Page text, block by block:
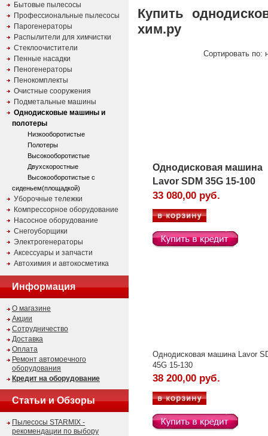
Бытовые пылесосы
Профессиональные пылесосы
Парогенераторы
Распылители для химчистки
Стеклоочистители
Пенные насадки
Пеногенераторы
Пенокомплекты
Очистные сооружения
Подметальные машины
Однодисковые машины и
полотеры
Низкооборотистые
Полотеры
Высокооборотистые
Двухскоростные
Высокооборотистые с
сиденьем(площадкой)
Уборочные тележки
Компрессорное оборудование
Насосное оборудование
Снегоуборщики
Электрогенераторы
Аксессуары и запчасти
Автохимия и автокосметика
Информация
О магазине
Акции
Сотрудничество
Доставка
Оплата
Ремонт автомоечного
оборудования
Кредит на оборудование
Статьи и Обзоры
Пылесосы STARMIX -
рекомендации по выбору
Купить
хим.ру
Сортировать по:
Однодисковая машина
Lavor SDM 35G 15-100
33 080,00 руб.
Однодисковая машина Lavor
45G 15-130
38 200,00 руб.